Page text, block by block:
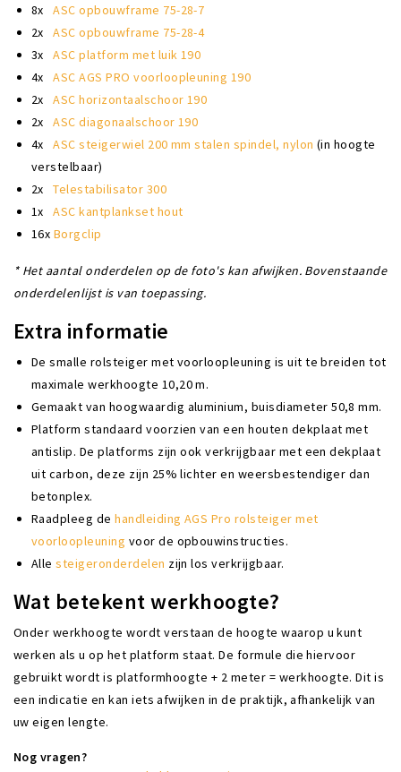
8xASC opbouwframe 75-28-7
2xASC opbouwframe 75-28-4
3xASC platform met luik 190
4xASC AGS PRO voorloopleuning 190
2xASC horizontaalschoor 190
2xASC diagonaalschoor 190
4xASC steigerwiel 200 mm stalen spindel, nylon (in hoogte
verstelbaar)
2xTelestabilisator 300
1xASC kantplankset hout
16x Borgclip
* Het aantal onderdelen op de foto's kan afwijken. Bovenstaande
onderdelenlijst is van toepassing.
Extra informatie
De smalle rolsteiger met voorloopleuning is uit te breiden tot
maximale werkhoogte 10,20 m.
Gemaakt van hoogwaardig aluminium, buisdiameter 50,8 mm.
Platform standaard voorzien van een houten dekplaat met
antislip. De platforms zijn ook verkrijgbaar met een dekplaat
uit carbon, deze zijn 25% lichter en weersbestendiger dan
betonplex.
Raadpleeg dehandleiding AGS Pro rolsteiger met
voorloopleuning voor de opbouwinstructies.
Allesteigeronderdelen zijn los verkrijgbaar.
Wat betekent werkhoogte?
Onder werkhoogte wordt verstaan de hoogte waarop u kunt
werken als u op het platform staat. De formule die hiervoor
gebruikt wordt is platformhoogte + 2 meter = werkhoogte. Dit is
een indicatie en kan iets afwijken in de praktijk, afhankelijk van
uw eigen lengte.
Nog vragen?